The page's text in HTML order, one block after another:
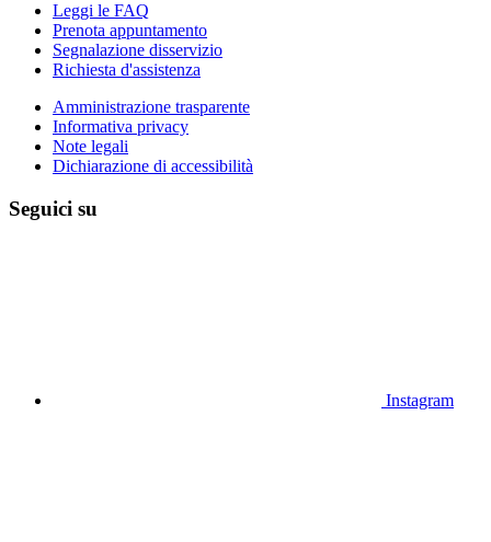
Leggi le FAQ
Prenota appuntamento
Segnalazione disservizio
Richiesta d'assistenza
Amministrazione trasparente
Informativa privacy
Note legali
Dichiarazione di accessibilità
Seguici su
Instagram